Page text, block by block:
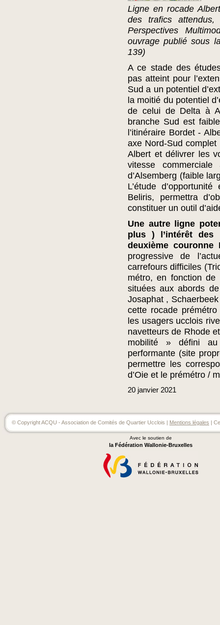
Ligne en rocade
des trafics
Perspectives
ouvrage publié sous
139)
A ce stade des
pas atteint pour
Sud a un potentiel
la moitié du potentiel
de celui de Delta à
branche Sud est
l’itinéraire Bordet -
axe Nord-Sud
Albert et délivrer les
vitesse
d’Alsemberg (faible
L’étude
Beliris, permettra
constituer un outil
Une autre ligne
plus ) l’intérêt des
deuxième
progressive de
carrefours difficiles
métro, en fonction de
situées aux abords
Josaphat ,
cette rocade
les usagers ucclois
navetteurs de Rhode
mobilité » défini
performante (site
permettre les
d’Oie et le prémétro /
20 janvier 2021
© Copyright ACQU - Association de Comités de Quartier Ucclois | Mentions légales |
Avec le soutien de
la Fédération Wallonie-Bruxelles